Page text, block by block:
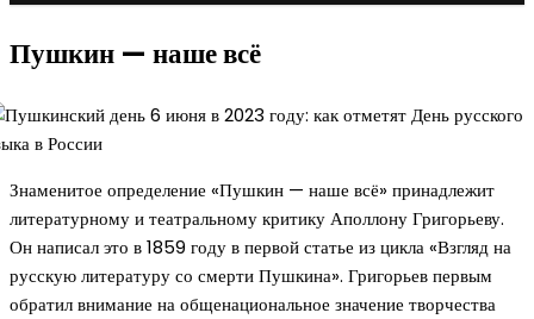
Пушкин — наше всё
Знаменитое определение «Пушкин — наше всё» принадлежит
литературному и театральному критику Аполлону Григорьеву.
Он написал это в 1859 году в первой статье из цикла «Взгляд на
русскую литературу со смерти Пушкина». Григорьев первым
обратил внимание на общенациональное значение творчества